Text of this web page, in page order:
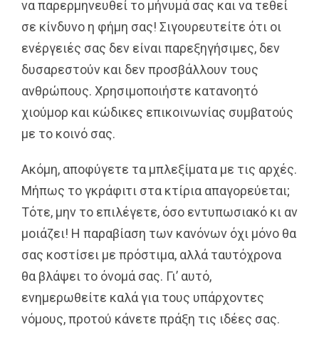
να παρερμηνευθεί το μήνυμά σας και να τεθεί
σε κίνδυνο η φήμη σας! Σιγουρευτείτε ότι οι
ενέργειές σας δεν είναι παρεξηγήσιμες, δεν
δυσαρεστούν και δεν προσβάλλουν τους
ανθρώπους. Χρησιμοποιήστε κατανοητό
χιούμορ και κώδικες επικοινωνίας συμβατούς
με το κοινό σας.
Ακόμη, αποφύγετε τα μπλεξίματα με τις αρχές.
Μήπως το γκράφιτι στα κτίρια απαγορεύεται;
Τότε, μην το επιλέγετε, όσο εντυπωσιακό κι αν
μοιάζει! Η παραβίαση των κανόνων όχι μόνο θα
σας κοστίσει με πρόστιμα, αλλά ταυτόχρονα
θα βλάψει το όνομά σας. Γι’ αυτό,
ενημερωθείτε καλά για τους υπάρχοντες
νόμους, προτού κάνετε πράξη τις ιδέες σας.